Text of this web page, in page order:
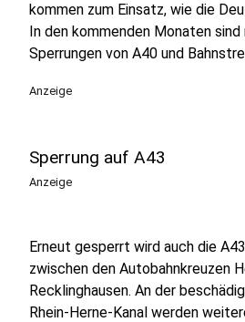
kommen zum Einsatz, wie die
In den kommenden Monaten
Sperrungen von A40 und
Anzeige
Sperrung auf A43
Anzeige
Erneut gesperrt wird auch die
zwischen den Autobahnkreuzen
Recklinghausen. An der
Rhein-Herne-Kanal werden